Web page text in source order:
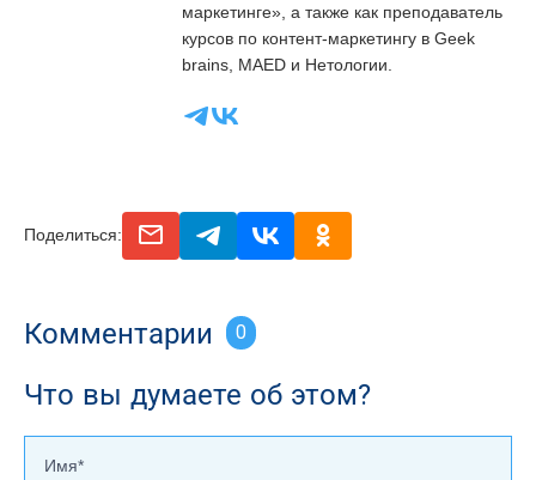
маркетинге», а также как преподаватель
курсов по контент-маркетингу в Geek
brains, MAED и Нетологии.
Поделиться: email telegram vk odnoclassniki
Комментарии 0
Что вы думаете об этом?